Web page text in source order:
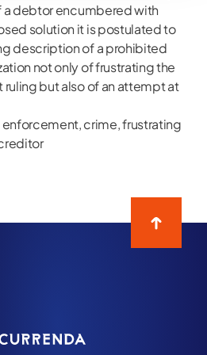
a debtor encumbered with
solution it is postulated to
description of a prohibited
not only of frustrating the
but also of an attempt at
crime, frustrating